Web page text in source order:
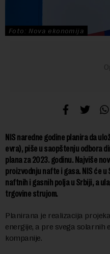
Foto: Nova ekonomija
NIS naredne godine planira da
evra), piše u saopštenju odbora
plana za 2023. godinu. Najviše
proizvodnju nafte i gasa. NIS će
naftnih i gasnih polja u Srbiji, a
trgovine strujom.
Planirana je realizacija
energije, a pre svega solarnih
kompanije.